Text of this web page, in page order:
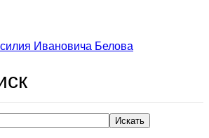
Ивановича Белова
Искать